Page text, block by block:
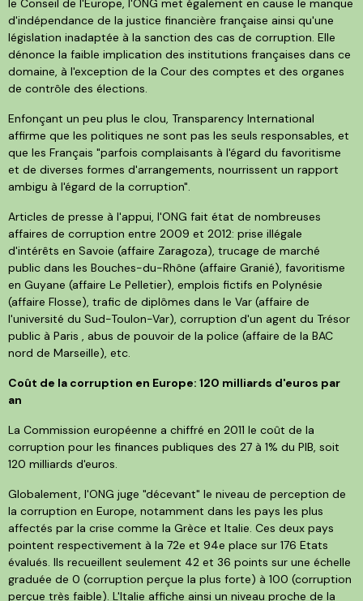
d'indépendance de la justice financière française ainsi qu'une
législation inadaptée à la sanction des cas de corruption. Elle
dénonce la faible implication des institutions françaises dans ce
domaine, à l'exception de la Cour des comptes et des organes
de contrôle des élections.
Enfonçant un peu plus le clou, Transparency International
affirme que les politiques ne sont pas les seuls responsables, et
que les Français "parfois complaisants à l'égard du favoritisme
et de diverses formes d'arrangements, nourrissent un rapport
ambigu à l'égard de la corruption".
Articles de presse à l'appui, l'ONG fait état de nombreuses
affaires de corruption entre 2009 et 2012: prise illégale
d'intérêts en Savoie (affaire Zaragoza), trucage de marché
public dans les Bouches-du-Rhône (affaire Granié), favoritisme
en Guyane (affaire Le Pelletier), emplois fictifs en Polynésie
(affaire Flosse), trafic de diplômes dans le Var (affaire de
l'université du Sud-Toulon-Var), corruption d'un agent du Trésor
public à Paris , abus de pouvoir de la police (affaire de la BAC
nord de Marseille), etc.
Coût de la corruption en Europe: 120 milliards d'euros par
an
La Commission européenne a chiffré en 2011 le coût de la
corruption pour les finances publiques des 27 à 1% du PIB, soit
120 milliards d'euros.
Globalement, l'ONG juge "décevant" le niveau de perception de
la corruption en Europe, notamment dans les pays les plus
affectés par la crise comme la Grèce et Italie. Ces deux pays
pointent respectivement à la 72e et 94e place sur 176 Etats
évalués. Ils recueillent seulement 42 et 36 points sur une échelle
graduée de 0 (corruption perçue la plus forte) à 100 (corruption
perçue très faible). L'Italie affiche ainsi un niveau proche de la